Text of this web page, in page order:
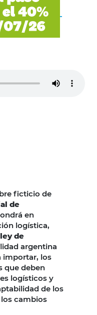
ficticio de
de
en
logística,
ley de
argentina
importar, los
que deben
logísticos y
de los
cambios